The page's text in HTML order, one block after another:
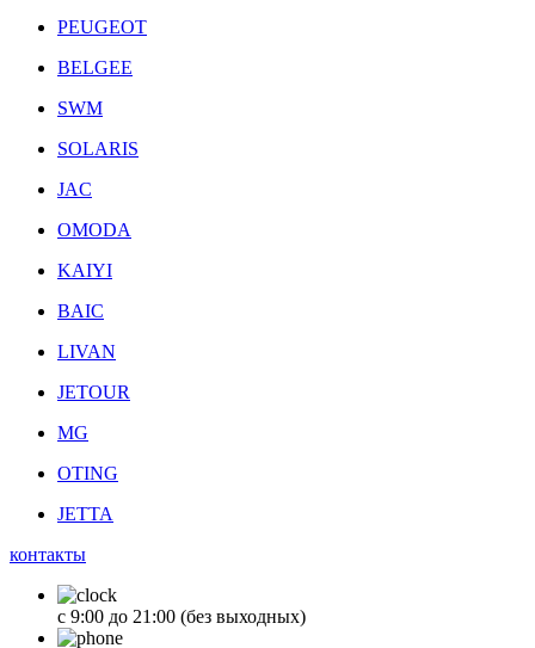
PEUGEOT
BELGEE
SWM
SOLARIS
JAC
OMODA
KAIYI
BAIC
LIVAN
JETOUR
MG
OTING
JETTA
контакты
с 9:00 до 21:00 (без выходных)